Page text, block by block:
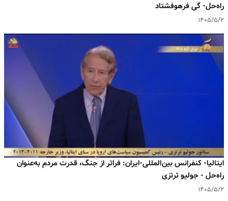
راه‌حل- گی فرهوفشتاد
۱۴۰۵/۵/۲
ایتالیا- کنفرانس بین‌المللی-ایران: فراتر از جنگ، قدرت مردم به‌عنوان
راه‌حل - جولیو ترتزی
۱۴۰۵/۵/۲